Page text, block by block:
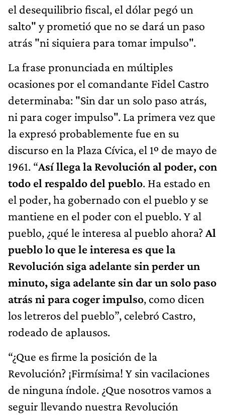
el desequilibrio fiscal, el dólar pegó un
salto" y prometió que no se dará un paso
atrás "ni siquiera para tomar impulso".
La frase pronunciada en múltiples
ocasiones por el comandante Fidel Castro
determinaba: "Sin dar un solo paso atrás,
ni para coger impulso". La primera vez que
la expresó probablemente fue en su
discurso en la Plaza Cívica, el 1º de mayo de
1961. “Así llega la Revolución al poder, con
todo el respaldo del pueblo. Ha estado en
el poder, ha gobernado con el pueblo y se
mantiene en el poder con el pueblo. Y al
pueblo, ¿qué le interesa al pueblo ahora?Al
pueblo lo que le interesa es que la
Revolución siga adelante sin perder un
minuto, siga adelante sin dar un solo paso
atrás ni para coger impulso, como dicen
los letreros del pueblo”, celebró Castro,
rodeado de aplausos.
“¿Que es firme la posición de la
Revolución? ¡Firmísima! Y sin vacilaciones
de ninguna índole. ¿Que nosotros vamos a
seguir llevando nuestra Revolución